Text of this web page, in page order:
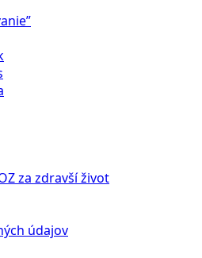
za zdravší život
údajov